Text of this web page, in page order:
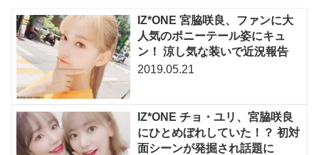
IZ*ONE 宮脇咲良、ファンに大
人気のポニーテール姿にキュ
ン！ 涼し気な装いで近況報告
2019.05.21
IZ*ONE チョ・ユリ、宮脇咲良
にひとめぼれしていた！？ 初対
面シーンが発掘され話題に